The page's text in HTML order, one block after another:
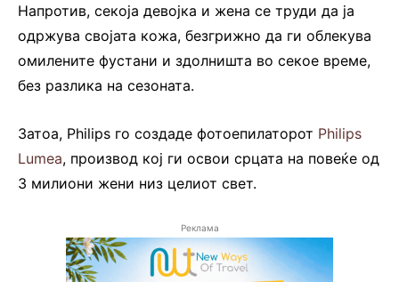
Напротив, секоја девојка и жена се труди да ја
одржува својата кожа, безгрижно да ги облекува
омилените фустани и здолништа во секое време,
без разлика на сезоната.
Затоа, Philips го создаде фотоепилаторот Philips
Lumea, производ кој ги освои срцата на повеќе од
3 милиони жени низ целиот свет.
Реклама